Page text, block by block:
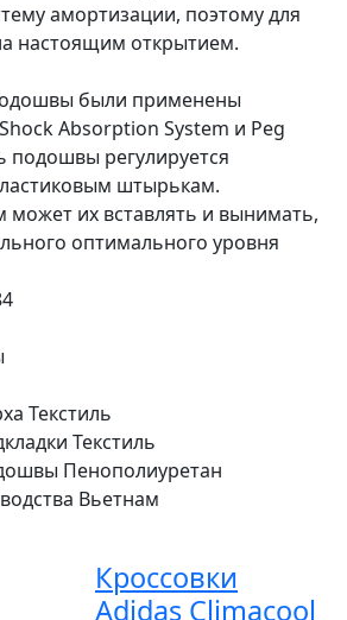
амортизации, поэтому для
настоящим открытием.
были применены
Absorption System и Peg
подошвы регулируется
штырькам.
может их вставлять и вынимать,
оптимального уровня
Текстиль
Текстиль
Пенополиуретан
Вьетнам
Кроссовки
Adidas Climacool